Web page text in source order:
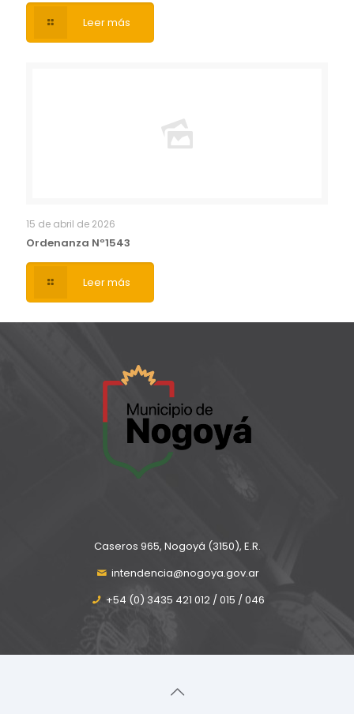
Leer más
15 de abril de 2026
Ordenanza Nº1543
Leer más
Caseros 965, Nogoyá (3150), E.R.
intendencia@nogoya.gov.ar
+54 (0) 3435 421 012 / 015 / 046